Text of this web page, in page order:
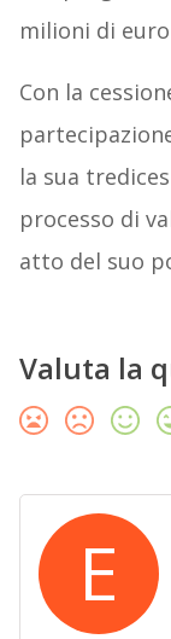
milioni di
Con la
la sua
processo di
atto del suo
Valuta la
E